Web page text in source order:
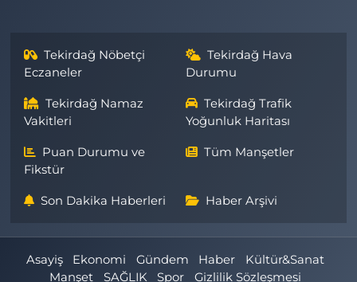
Tekirdağ Nöbetçi
Eczaneler
Tekirdağ Hava
Durumu
Tekirdağ Namaz
Vakitleri
Tekirdağ Trafik
Yoğunluk Haritası
Puan Durumu ve
Fikstür
Tüm Manşetler
Son Dakika Haberleri Haber Arşivi
Asayiş Ekonomi Gündem Haber
Kültür&Sanat
Manşet
SAĞLIK Spor
Gizlilik Sözleşmesi